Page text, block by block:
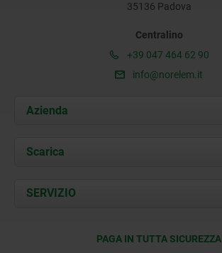
35136 Padova
Centralino
+39 047 464 62 90
info@norelem.it
Azienda
Chi siamo
Contatti
Scarica
Documents
SERVIZIO
PAGA IN TUTTA SICUREZZA